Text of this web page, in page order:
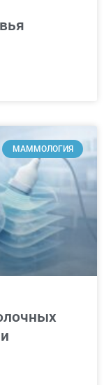
МАММОЛОГИЯ